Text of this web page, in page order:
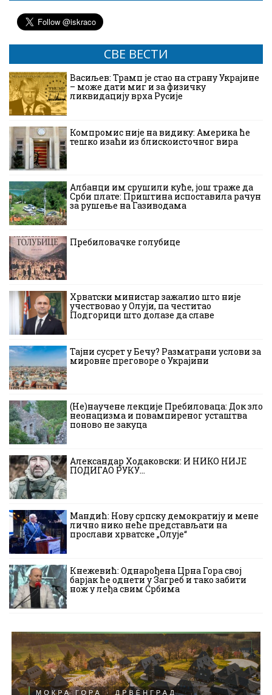
СВЕ ВЕСТИ
Васиљев: Трамп је стао на страну Украјине
– може дати миг и за физичку
ликвидацију врха Русије
Компромис није на видику: Америка ће
тешко изаћи из блискоисточног вира
Албанци им срушили куће, још траже да
Срби плате: Приштина испоставила рачун
за рушење на Газиводама
Пребиловачке голубице
Хрватски министар зажалио што није
учествовао у Олуји, па честитао
Подгорици што долазе да славе
Тајни сусрет у Бечу? Разматрани услови за
мировне преговоре о Украјини
(Не)научене лекције Пребиловаца: Док зло
неонацизма и повампиреног усташтва
поново не закуца
Александар Ходаковски: И НИКО НИЈЕ
ПОДИГАО РУКУ…
Мандић: Нову српску демократију и мене
лично нико неће представљати на
прослави хрватске „Олује“
Кнежевић: Однарођена Црна Гора свој
барјак ће однети у Загреб и тако забити
нож у леђа свим Србима